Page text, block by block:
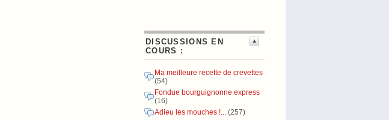
DISCUSSIONS EN
COURS :
Ma meilleure recette de crevettes
(54)
Fondue bourguignonne express
(16)
Adieu les mouches !... (257)